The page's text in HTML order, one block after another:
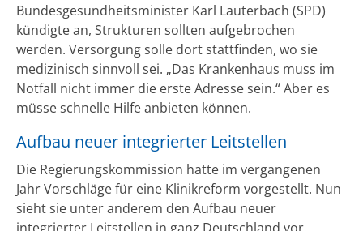
Bundesgesundheitsminister Karl Lauterbach (SPD)
kündigte an, Strukturen sollten aufgebrochen
werden. Versorgung solle dort stattfinden, wo sie
medizinisch sinnvoll sei. „Das Krankenhaus muss im
Notfall nicht immer die erste Adresse sein.“ Aber es
müsse schnelle Hilfe anbieten können.
Aufbau neuer integrierter Leitstellen
Die Regierungskommission hatte im vergangenen
Jahr Vorschläge für eine Klinikreform vorgestellt. Nun
sieht sie unter anderem den Aufbau neuer
integrierter Leitstellen in ganz Deutschland vor.